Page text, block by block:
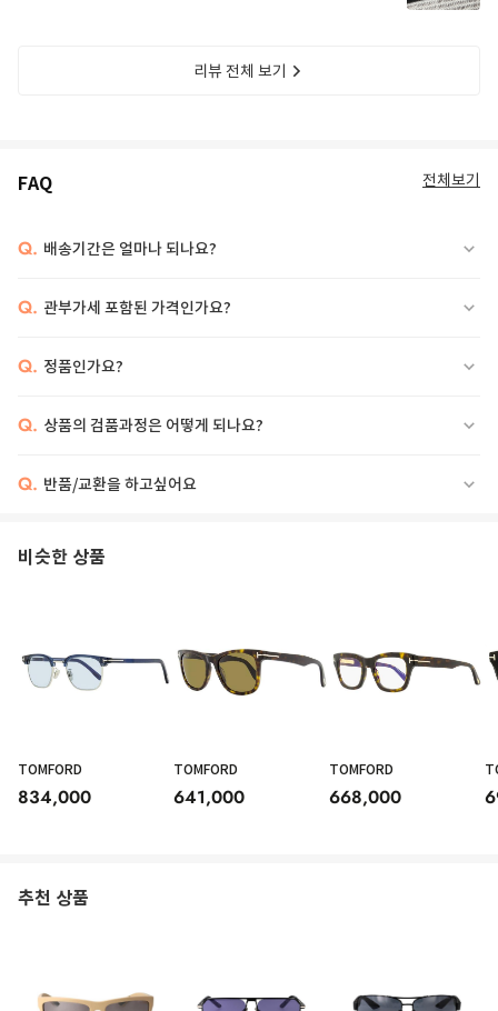
리뷰 전체 보기
FAQ 전체보기
Q. 배송기간은 얼마나 되나요?
Q. 관부가세 포함된 가격인가요?
Q. 정품인가요?
Q. 상품의 검품과정은 어떻게 되나요?
Q. 반품/교환을 하고싶어요
비슷한 상품
TOMFORD
834,000
TOMFORD
641,000
TOMFORD
668,000
추천 상품